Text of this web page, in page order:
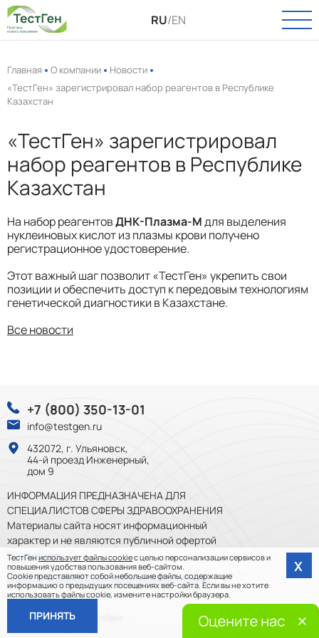
Новости
КАТАЛОГ
Онкология
Пренатальная диагностика
Выделение РНК и ДНК
Биоинформатика
ТЕХПОДДЕРЖКА
КОНТАКТЫ
RU/EN
Главная О компании
Новости
«ТестГен» зарегистрировал набор реагентов в Республике
Казахстан
«ТестГен» зарегистрировал
набор реагентов в Республике
Казахстан
На набор реагентовДНК-Плазма-Мдля выделения
нуклеиновых кислот из плазмы крови получено
регистрационное удостоверение.
Этот важный шаг позволит «ТестГен» укрепить свои
позиции и обеспечить доступ к передовым технологиям
генетической диагностики в Казахстане.
Все новости
ИНФОРМАЦИЯ ПРЕДНАЗНАЧЕНА ДЛЯ
СПЕЦИАЛИСТОВ СФЕРЫ ЗДРАВООХРАНЕНИЯ
Материалы сайта носят информационный
характер и не являются публичной офертой
Подробнее
Политика обработки персональных данных
+7 (800) 350-13-01
info@testgen.ru
432072, г. Ульяновск,
44-й проезд Инженерный,
дом 9
© 2012-2026, ООО «ТестГен» Разработка сайта
Х
ТестГен использует файлы cookieс целью персонализации сервисов и
повышения удобства пользования веб-сайтом.
Cookie представляют собой небольшие файлы, содержащие
информацию о предыдущих посещениях веб-сайта. Если вы не хотите
использовать файлы cookie, измените настройки браузера.
ПРИНЯТЬ